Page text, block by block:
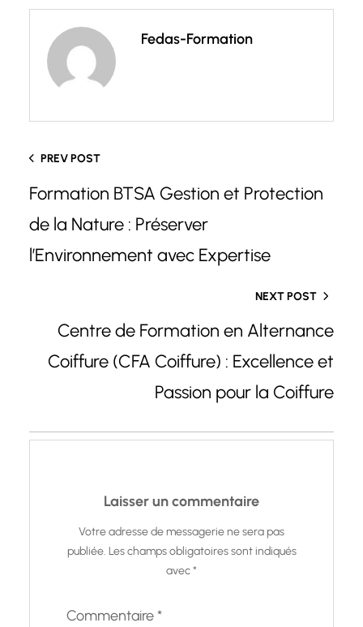
Fedas-Formation
PREV POST
Formation BTSA Gestion et Protection
de la Nature : Préserver
l’Environnement avec Expertise
NEXT POST
Centre de Formation en Alternance
Coiffure (CFA Coiffure) : Excellence et
Passion pour la Coiffure
Laisser un commentaire
Votre adresse de messagerie ne sera pas
publiée. Les champs obligatoires sont indiqués
avec*
Commentaire*